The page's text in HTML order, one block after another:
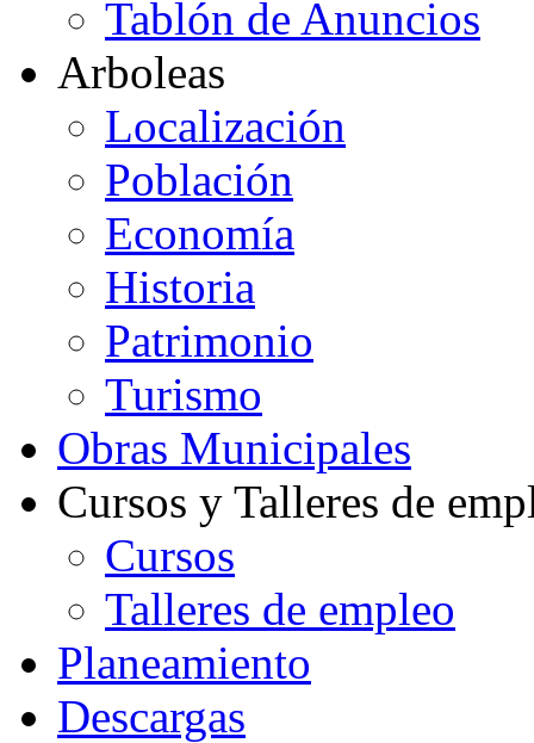
Tablón de Anuncios
Arboleas
Localización
Población
Economía
Historia
Patrimonio
Turismo
Obras Municipales
Cursos y Talleres de
Cursos
Talleres de empleo
Planeamiento
Descargas